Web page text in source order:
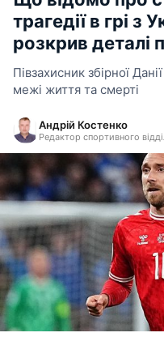
трагедії в грі з
розкрив деталі
Півзахисник збірної
межі життя та смерті
Андрій Костенко
Редактор спортивного